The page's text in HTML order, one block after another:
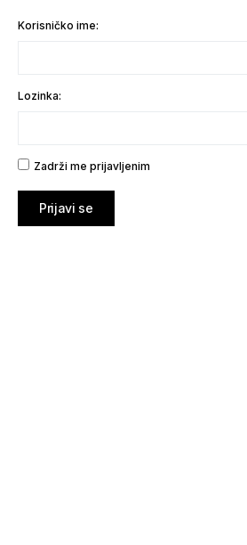
Korisničko ime:
Lozinka:
Zadrži me prijavljenim
Prijavi se